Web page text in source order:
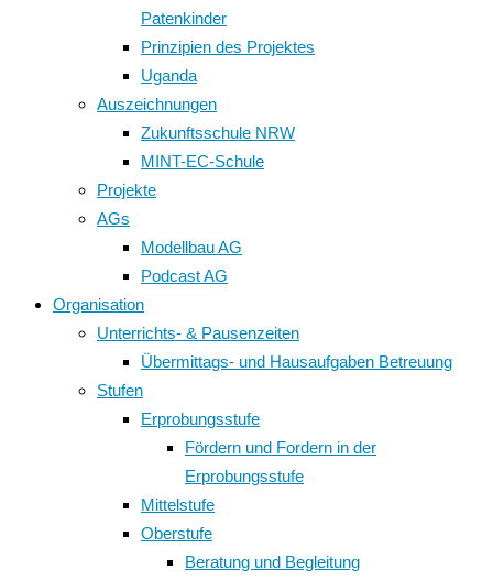
Patenkinder
Prinzipien des Projektes
Uganda
Auszeichnungen
Zukunftsschule NRW
MINT-EC-Schule
Projekte
AGs
Modellbau AG
Podcast AG
Organisation
Unterrichts- & Pausenzeiten
Übermittags- und Hausaufgaben Betreuung
Stufen
Erprobungsstufe
Fördern und Fordern in der
Erprobungsstufe
Mittelstufe
Oberstufe
Beratung und Begleitung